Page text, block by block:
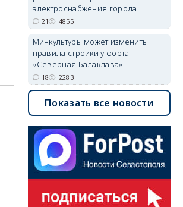
электроснабжения города
21 4855
Минкультуры может изменить
правила стройки у форта
«Северная Балаклава»
18 2283
Показать все новости